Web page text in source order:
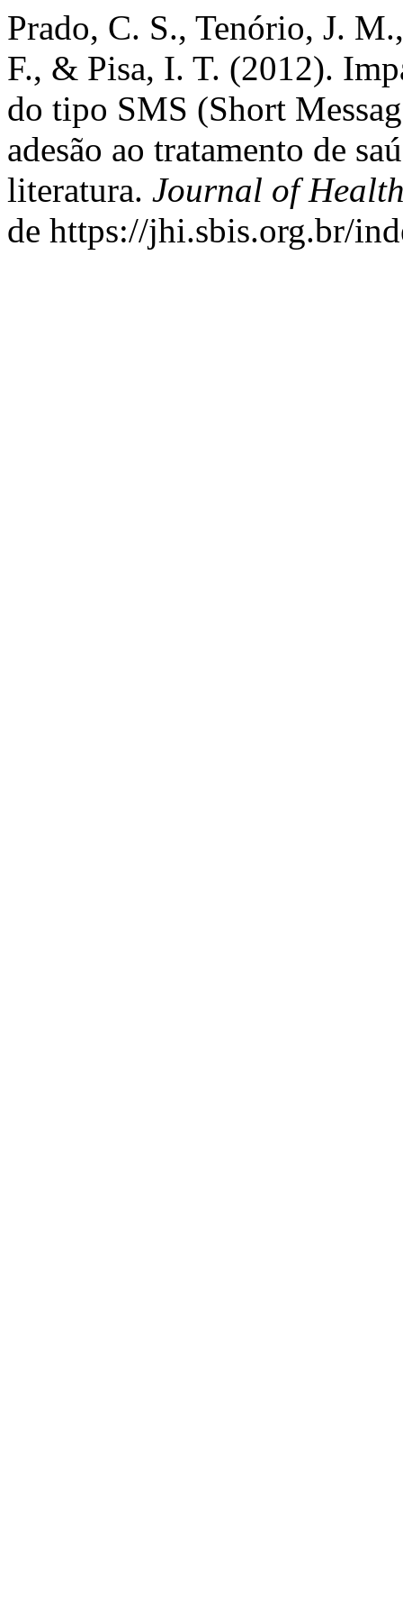
Prado, C. S., Tenório, J.
F., & Pisa, I. T. (2012).
do tipo SMS (Short
adesão ao tratamento de
literatura. Journal of
de https://jhi.sbis.org.br/